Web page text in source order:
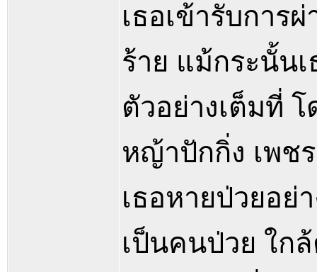
เธอเข้ารับการ
ร้าย แม้กระนั้น
ตัวอย่างเต็มที่
หญ้าปักกิ่ง เพช
เธอหายป่วยอย่
เป็นคนป่วย ใก